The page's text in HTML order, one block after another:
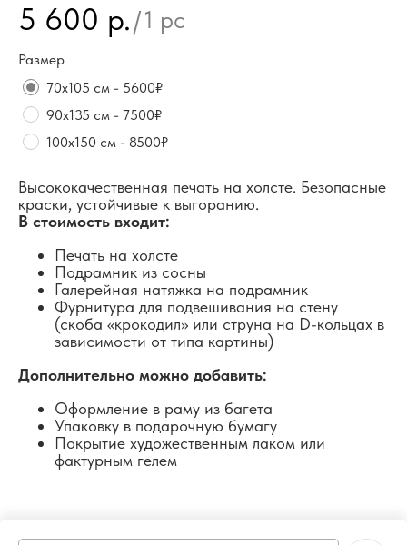
5 600 р./1 pc
Размер
70х105 см - 5600₽
90х135 см - 7500₽
100х150 см - 8500₽
Высококачественная печать на холсте. Безопасные
краски, устойчивые к выгоранию.
В стоимость входит:
Печать на холсте
Подрамник из сосны
Галерейная натяжка на подрамник
Фурнитура для подвешивания на стену
(скоба «крокодил» или струна на D-кольцах в
зависимости от типа картины)
Дополнительно можно добавить:
Оформление в раму из багета
Упаковку в подарочную бумагу
Покрытие художественным лаком или
фактурным гелем